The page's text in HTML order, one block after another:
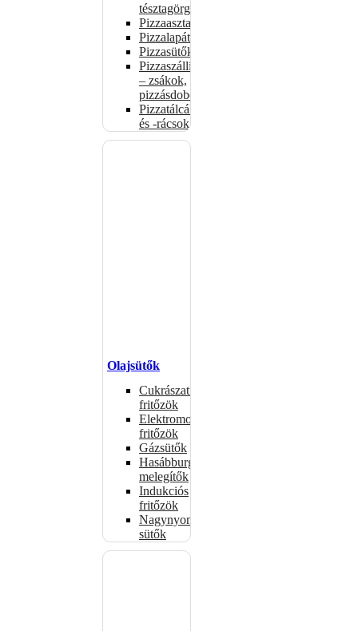
tésztagörgők
Pizzaasztalok
Pizzalapátok
Pizzasütők
Pizzaszállítás
– zsákok,
pizzásdobozok
Pizzatálcák
és -rácsok
Olajsütők
Cukrászati
fritőzök
Elektromos
fritőzök
Gázsütők
Hasábburgonya
melegítők
Indukciós
fritőzök
Nagynyomású
sütők